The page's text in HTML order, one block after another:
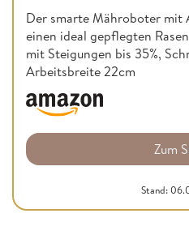
Der smarte Mähroboter mit
einen ideal gepflegten
mit Steigungen bis 35%,
Arbeitsbreite 22cm
Zum
Stand: